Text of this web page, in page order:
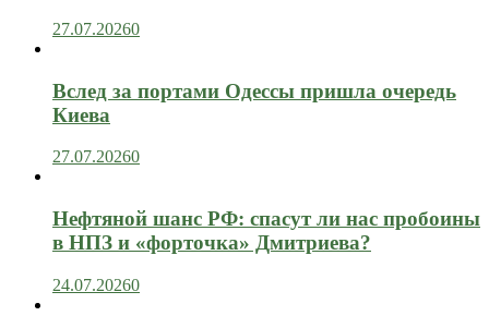
27.07.20260
Вслед за портами Одессы пришла очередь
Киева
27.07.20260
Нефтяной шанс РФ: спасут ли нас пробоины
в НПЗ и «форточка» Дмитриева?
24.07.20260